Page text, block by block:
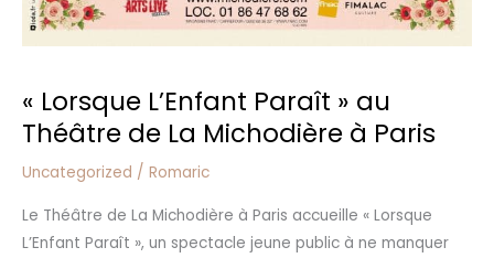
« Lorsque L’Enfant Paraît » au
Théâtre de La Michodière à Paris
Uncategorized / Romaric
Le Théâtre de La Michodière à Paris accueille « Lorsque
L’Enfant Paraît », un spectacle jeune public à ne manquer